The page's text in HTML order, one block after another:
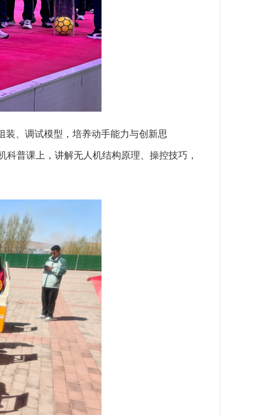
装、调试模型，培养动手能力与创新思
普课上，讲解无人机结构原理、操控技巧，